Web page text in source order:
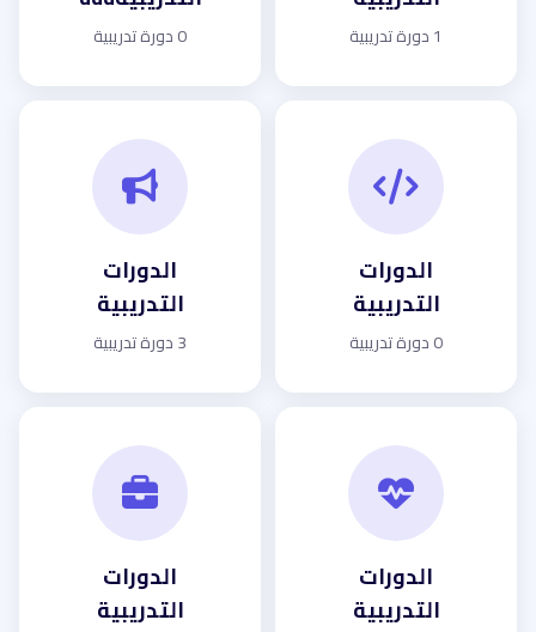
1 دورة تدريبية 0 دورة تدريبية
الدورات
التدريبية
0 دورة تدريبية
الدورات
التدريبية
3 دورة تدريبية
الدورات
التدريبية
الدورات
التدريبية